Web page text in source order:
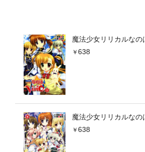
魔法少女リリカルなの
638
魔法少女リリカルなの
638